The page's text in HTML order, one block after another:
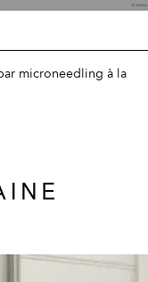
microneedling à la